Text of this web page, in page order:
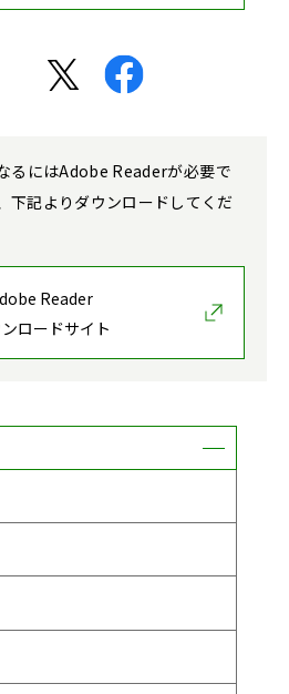
るにはAdobe Readerが必要で
下記よりダウンロードしてくだ
Reader
ロードサイト